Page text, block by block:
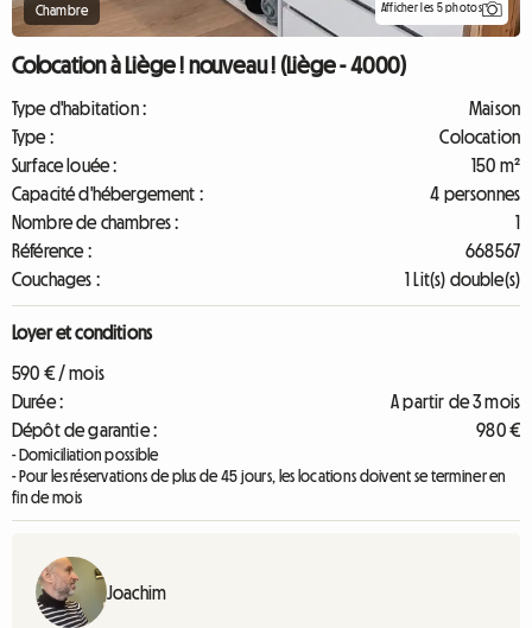
Chambre Afficher les 5 photos
Colocation à Liège ! nouveau ! (Liège - 4000)
Type d'habitation :
Maison
Type :
Colocation
Surface louée :
150 m²
Capacité d'hébergement :
4 personnes
Nombre de chambres :
1
Référence :
668567
Couchages :
1 Lit(s) double(s)
Loyer et conditions
590 € / mois
Durée :
A partir de 3 mois
Dépôt de garantie :
980 €
- Domiciliation possible
- Pour les réservations de plus de 45 jours, les locations doivent se terminer en
fin de mois
Joachim